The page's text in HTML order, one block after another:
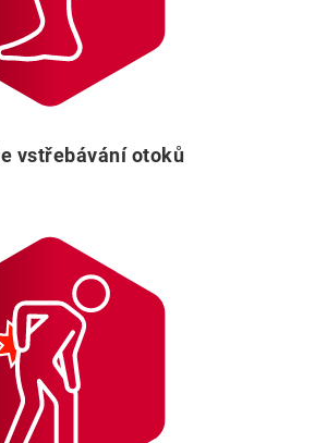
vstřebávání otoků